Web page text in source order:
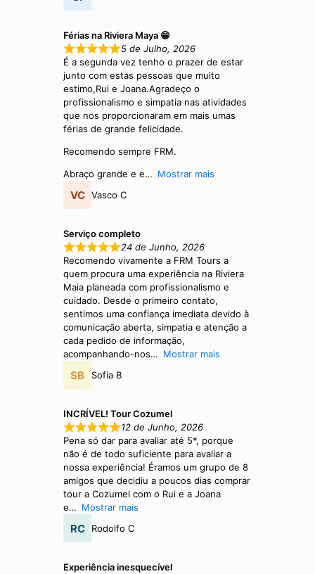
Férias na Riviera Maya 😁
5 de Julho, 2026
É a segunda vez tenho o prazer de estar
junto com estas pessoas que muito
estimo,Rui e Joana.Agradeço o
profissionalismo e simpatia nas atividades
que nos proporcionaram em mais umas
férias de grande felicidade.
Recomendo sempre FRM.
Abraço grande e e
Mostrar mais
Vasco C
Serviço completo
24 de Junho, 2026
Recomendo vivamente a FRM Tours a
quem procura uma experiência na Riviera
Maia planeada com profissionalismo e
cuidado. Desde o primeiro contato,
sentimos uma confiança imediata devido à
comunicação aberta, simpatia e atenção a
cada pedido de informação,
acompanhando-nos
Mostrar mais
Sofia B
INCRÍVEL! Tour Cozumel
12 de Junho, 2026
Pena só dar para avaliar até 5*, porque
não é de todo suficiente para avaliar a
nossa experiência! Éramos um grupo de 8
amigos que decidiu a poucos dias comprar
tour a Cozumel com o Rui e a Joana
e
Mostrar mais
Rodolfo C
Experiência inesquecível